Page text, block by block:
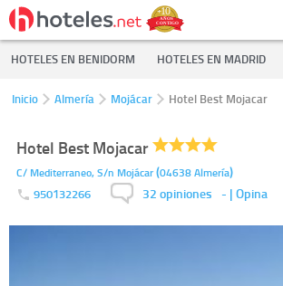
HOTELES EN BENIDORM HOTELES EN MADRID
Inicio Almería Mojácar Hotel Best Mojacar
Hotel Best Mojacar
C/ Mediterraneo, S/n Mojácar(04638Almería)
950132266 32 opiniones - | Opina